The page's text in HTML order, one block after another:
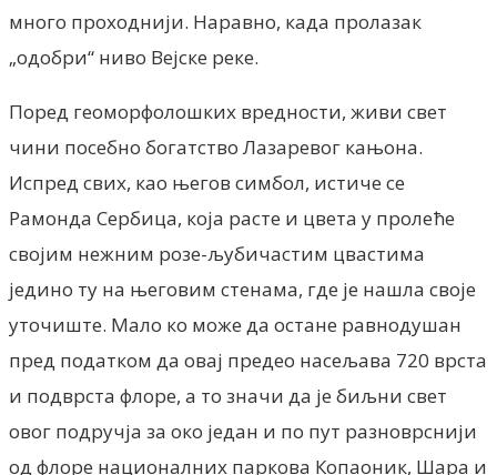
много проходнији. Наравно, када пролазак
„одобри“ ниво Вејске реке.
Поред геоморфолошких вредности, живи свет
чини посебно богатство Лазаревог кањона.
Испред свих, као његов симбол, истиче се
Рамонда Сербица, која расте и цвета у пролеће
својим нежним розе-љубичастим цвастима
једино ту на његовим стенама, где је нашла своје
уточиште. Мало ко може да остане равнодушан
пред податком да овај предео насељава 720 врста
и подврста флоре, а то значи да је биљни свет
овог подручја за око један и по пут разноврснији
од флоре националних паркова Копаоник, Шара и